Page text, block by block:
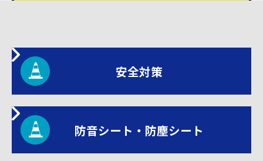
安全対策
防音シート・防塵シート